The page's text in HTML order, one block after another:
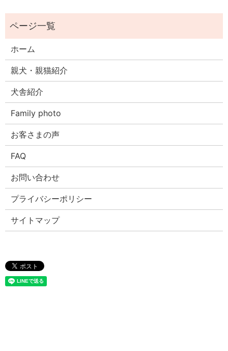
ホーム
親犬・親猫紹介
犬舎紹介
Family photo
お客さまの声
FAQ
お問い合わせ
プライバシーポリシー
サイトマップ